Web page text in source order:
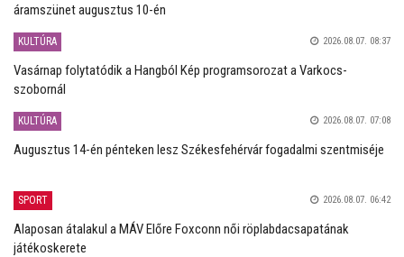
áramszünet augusztus 10-én
KULTÚRA 2026.08.07. 08:37
Vasárnap folytatódik a Hangból Kép programsorozat a Varkocs-
szobornál
KULTÚRA 2026.08.07. 07:08
Augusztus 14-én pénteken lesz Székesfehérvár fogadalmi szentmiséje
SPORT 2026.08.07. 06:42
Alaposan átalakul a MÁV Előre Foxconn női röplabdacsapatának
játékoskerete